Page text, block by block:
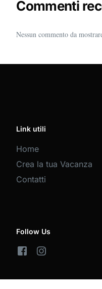
Commenti
Nessun commento da
Link utili
Home
Crea la tua Vacanza
Contatti
Follow Us